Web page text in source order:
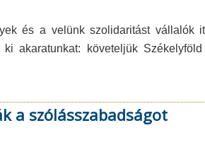
és a velünk szolidaritást
akaratunkat: követeljük
a szólásszabadságot